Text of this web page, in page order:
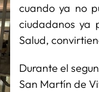
cuando ya no
ciudadanos ya
Salud,
Durante el
San Martín de